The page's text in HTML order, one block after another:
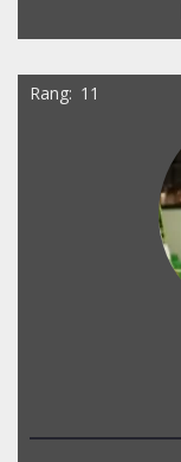
Rang 11